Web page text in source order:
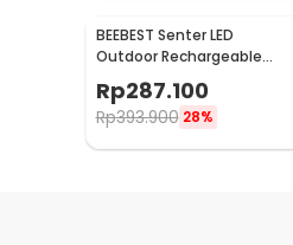
BEEBEST Senter LED
Outdoor Rechargeable
Waterproof IPX6 1000
Lumens - FZ101
Rp287.100
Rp393.900 28%